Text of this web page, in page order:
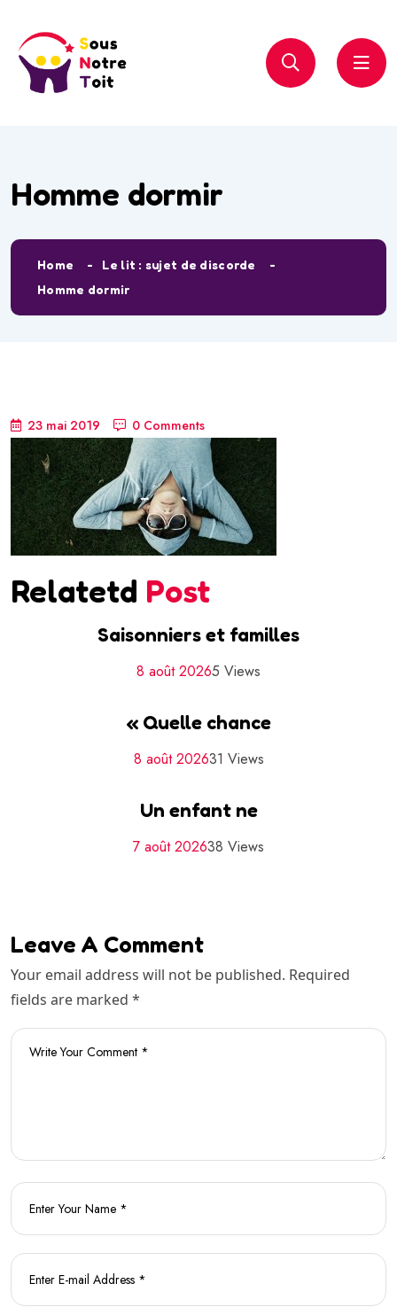
Homme dormir
Home
Le lit : sujet de discorde
Homme dormir
23 mai 2019 0 Comments
Relatetd Post
Saisonniers et familles
8 août 20265 Views
« Quelle chance
8 août 202631 Views
Un enfant ne
7 août 202638 Views
Leave A Comment
Your email address will not be published. Required
fields are marked *